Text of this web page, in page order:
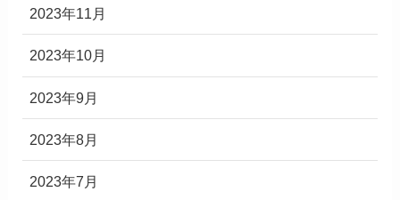
2023年11月
2023年10月
2023年9月
2023年8月
2023年7月